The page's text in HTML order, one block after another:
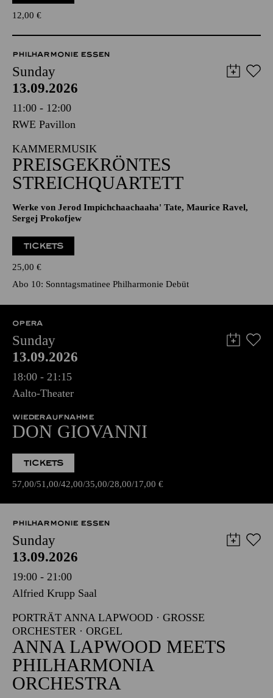
12,00 €
PHILHARMONIE ESSEN
Sunday
13.09.2026
11:00 - 12:00
RWE Pavillon
KAMMERMUSIK
PREISGEKRÖNTES
STREICHQUARTETT
Werke von Jerod Impichchaachaaha' Tate, Maurice Ravel,
Sergej Prokofjew
TICKETS
25,00 €
Abo 10: Sonntagsmatinee Philharmonie Debüt
OPERA
Sunday
13.09.2026
18:00 - 21:15
Aalto-Theater
WIEDERAUFNAHME
DON GIOVANNI
TICKETS
57,00 51,00 42,00 35,00 28,00 17,00 €
PHILHARMONIE ESSEN
Sunday
13.09.2026
19:00 - 21:00
Alfried Krupp Saal
PORTRÄT ANNA LAPWOOD · GROSSE O
RCHESTER · ORGEL
ANNA LAPWOOD MEETS
PHILHARMONIA
ORCHESTRA